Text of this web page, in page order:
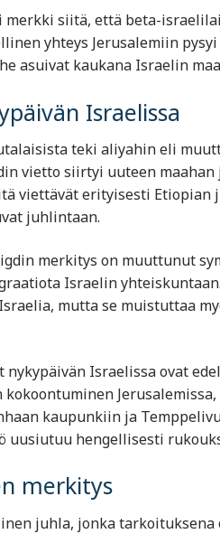
merkki siitä, että beta-
yhteys Jerusalemiin
asuivat kaukana Israelin
Israelissa
teki aliyahin eli
vietto siirtyi uuteen
viettävät erityisesti Etiopian
juhlintaan.
merkitys on muuttunut
Israelin
mutta se muistuttaa
Israelissa ovat
kaupunkiin ja
uusiutuu hengellisesti
merkitys
juhla, jonka tarkoituksena